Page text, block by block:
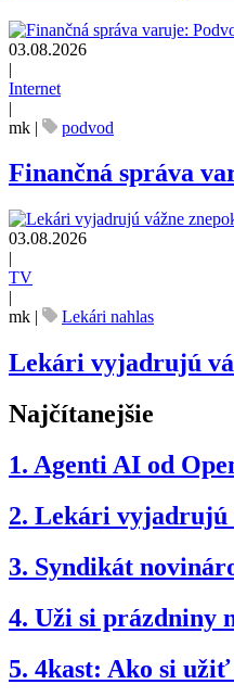
03.08.2026
|
Internet
|
mk | podvod
Finančná správa
03.08.2026
|
TV
|
mk | Lekári nahlas
Lekári vyjadrujú
Najčítanejšie
1. Agenti AI od
2. Lekári vyjadrujú
3. Syndikát
4. Uži si prázdniny
5. 4kast: Ako si